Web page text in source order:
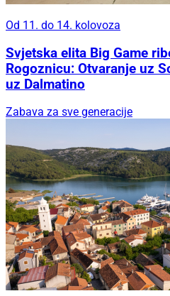
Od 11. do 14. kolovoza
Svjetska elita Big Game
Rogoznicu: Otvaranje uz
uz Dalmatino
Zabava za sve generacije